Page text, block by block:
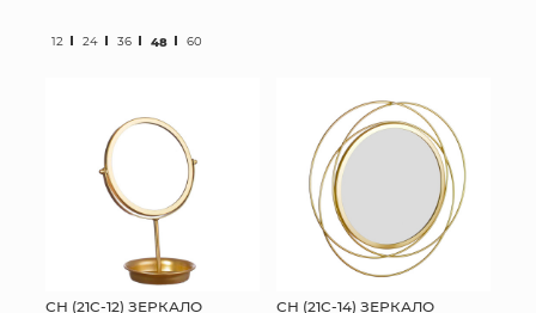
ГРУНТЫ И УДОБРЕНИЯ
ПРЕДМЕТЫ ИНТЕРЬЕРА
12 24 36 48 60
СН (21C-12) ЗЕРКАЛО СН (21C-14) ЗЕРКАЛО